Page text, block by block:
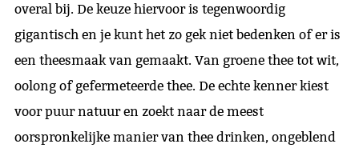
overal bij. De keuze hiervoor is tegenwoordig
gigantisch en je kunt het zo gek niet bedenken of er is
een theesmaak van gemaakt. Van groene thee tot wit,
oolong of gefermeteerde thee. De echte kenner kiest
voor puur natuur en zoekt naar de meest
oorspronkelijke manier van thee drinken, ongeblend